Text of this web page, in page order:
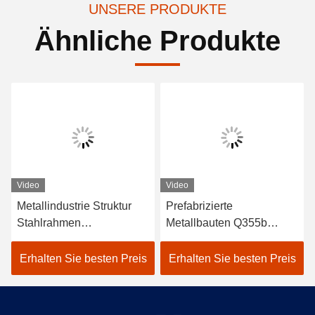
UNSERE PRODUKTE
Ähnliche Produkte
Video
Metallindustrie Struktur
Stahlrahmen
landwirtschaftliche
Gebäude Bauwerkstätten
Lagerlager
Erhalten Sie besten Preis
Video
Prefabrizierte
Metallbauten Q355b
Q235b Stahlbauten
Erhalten Sie besten Preis